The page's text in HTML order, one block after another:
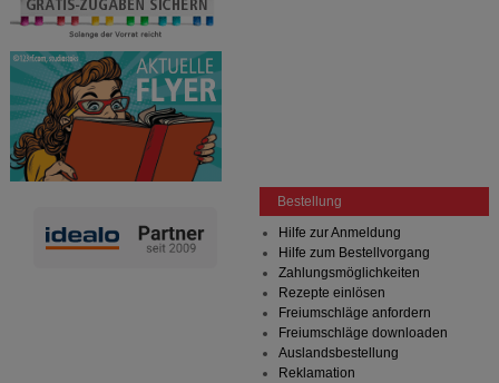
Bestellung
Hilfe zur Anmeldung
Hilfe zum Bestellvorgang
Zahlungsmöglichkeiten
Rezepte einlösen
Freiumschläge anfordern
Freiumschläge downloaden
Auslandsbestellung
Reklamation